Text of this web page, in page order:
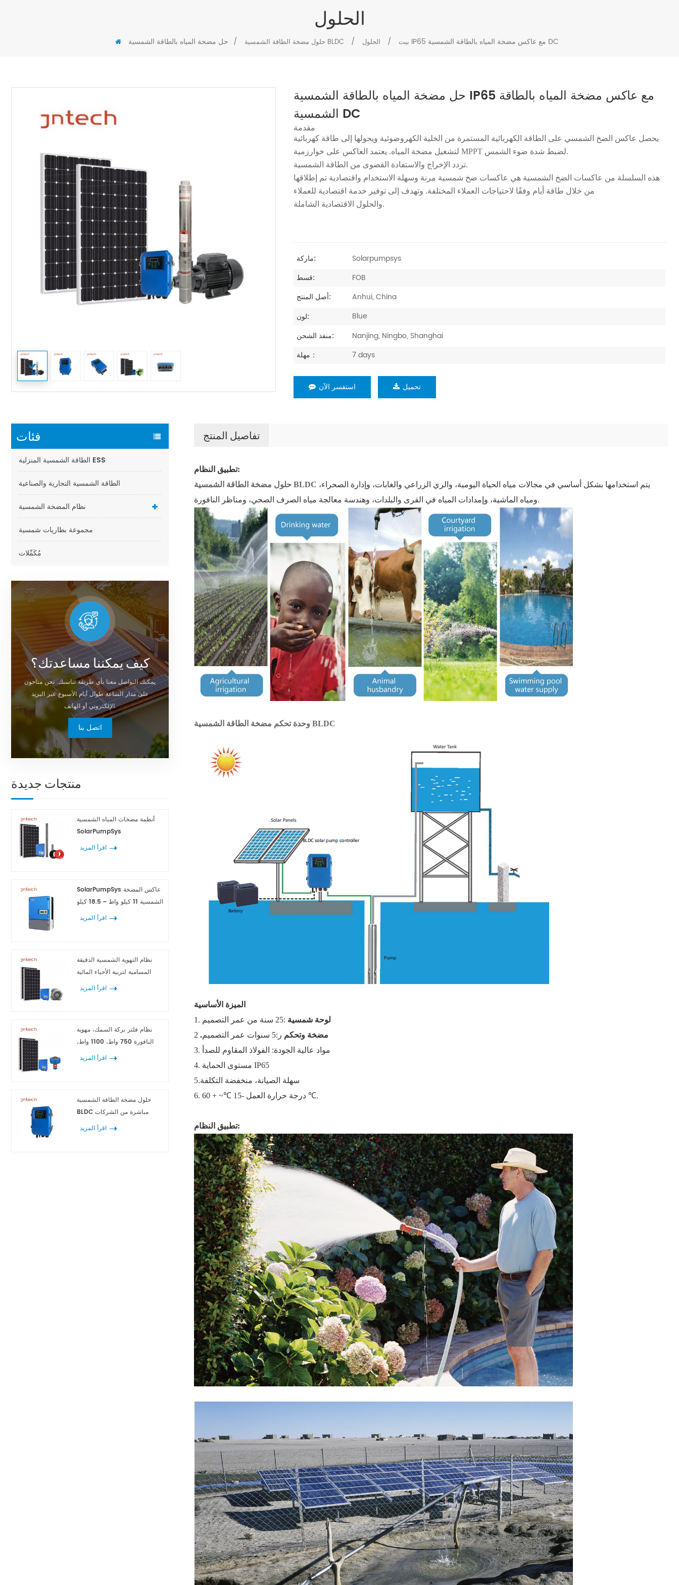
الحلول
بيت / الحلول / حلول مضخة الطاقة الشمسية BLDC / حل مضخة المياه بالطاقة الشمسية IP65 مع عاكس مضخة المياه بالطاقة الشمسية DC
حل مضخة المياه بالطاقة الشمسية IP65 مع عاكس مضخة المياه بالطاقة
الشمسية DC
مقدمة
يحصل عاكس الضخ الشمسي على الطاقة الكهربائية المستمرة من الخلية الكهروضوئية ويحولها إلى طاقة كهربائية
لتشغيل مضخة المياه. يعتمد العاكس على خوارزمية MPPT لضبط شدة ضوء الشمس.
تردد الإخراج والاستفادة القصوى من الطاقة الشمسية.
هذه السلسلة من عاكسات الضخ الشمسية هي عاكسات ضخ شمسية مرنة وسهلة الاستخدام واقتصادية تم إطلاقها
من خلال طاقة أيام وفقًا لاحتياجات العملاء المختلفة. وتهدف إلى توفير خدمة اقتصادية للعملاء
والحلول الاقتصادية الشاملة.
ماركة:
Solarpumpsys
قسط:
FOB
أصل المنتج:
Anhui, China
لون:
Blue
منفذ الشحن:
Nanjing, Ningbo, Shanghai
مهلة：
7 days
استفسر الآن تحميل
فئات
الطاقة الشمسية المنزلية ESS
الطاقة الشمسية التجارية والصناعية
نظام المضخة الشمسية
مجموعة بطاريات شمسية
مُكَمِّلات
كيف يمكننا مساعدتك؟
يمكنك التواصل معنا بأي طريقة تناسبك. نحن متاحون
على مدار الساعة طوال أيام الأسبوع عبر البريد
الإلكتروني أو الهاتف.
اتصل بنا
منتجات جديدة
أنظمة مضخات المياه الشمسية
SolarPumpSys
اقرأ المزيد
SolarPumpSys عاكس المضخة
الشمسية 11 كيلو واط ~ 18.5 كيلو
اقرأ المزيد
نظام التهوية الشمسية الدقيقة
المسامية لتربية الأحياء المائية
اقرأ المزيد
نظام فلتر بركة السمك، مهوية
النافورة 750 واط، 1100 واط،
اقرأ المزيد
حلول مضخة الطاقة الشمسية
BLDC مباشرة من الشركات
المصنعة
اقرأ المزيد
تفاصيل المنتج
تطبيق النظام:
حلول مضخة الطاقة الشمسية BLDC يتم استخدامها بشكل أساسي في مجالات مياه الحياة اليومية، والري الزراعي والغابات، وإدارة الصحراء،
ومياه الماشية، وإمدادات المياه في القرى والبلدات، وهندسة معالجة مياه الصرف الصحي، ومناظر النافورة.
وحدة تحكم مضخة الطاقة الشمسية BLDC
الميزة الأساسية
1.
لوحة شمسية :25 سنة من عمر التصميم
2
.مضخة وتحكم ر:5 سنوات عمر التصميم
3. مواد عالية الجودة: الفولاذ المقاوم للصدأ
4. مستوى الحماية IP65
5.سهلة الصيانة، منخفضة التكلفة
6. درجة حرارة العمل -15 ℃~ + 60 ℃.
تطبيق النظام: